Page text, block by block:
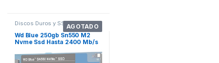
AGOTADO
Discos Duros y SSDs
Wd Blue 250gb Sn550 M2
Nvme Ssd Hasta 2400 Mb/s